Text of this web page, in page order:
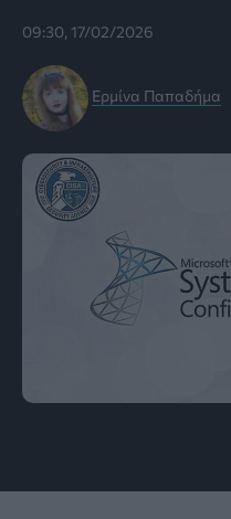
09:30, 17/02/2026
Ερμίνα Παπαδήμα